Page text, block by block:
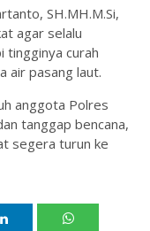
SH.MH.M.Si,
agar selalu
tingginya curah
air pasang laut.
anggota Polres
tanggap bencana,
segera turun ke